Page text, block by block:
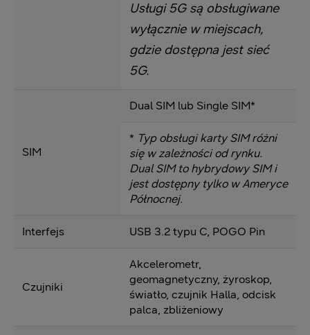
Usługi 5G są obsługiwane
wyłącznie w miejscach,
gdzie dostępna jest sieć
5G.
SIM
Dual SIM lub Single SIM*
* Typ obsługi karty SIM różni
się w zależności od rynku.
Dual SIM to hybrydowy SIM i
jest dostępny tylko w Ameryce
Północnej.
Interfejs USB 3.2 typu C, POGO Pin
Czujniki
Akcelerometr,
geomagnetyczny, żyroskop,
światło, czujnik Halla, odcisk
palca, zbliżeniowy